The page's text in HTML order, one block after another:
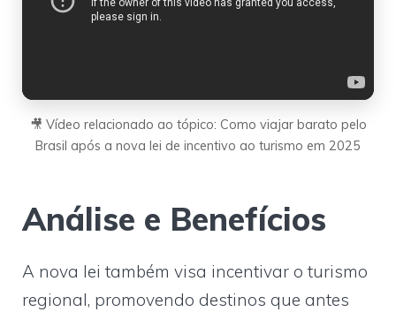
🎥 Vídeo relacionado ao tópico: Como viajar barato pelo
Brasil após a nova lei de incentivo ao turismo em 2025
Análise e Benefícios
A nova lei também visa incentivar o turismo
regional, promovendo destinos que antes